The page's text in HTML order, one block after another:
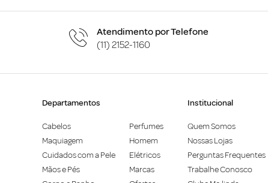
Atendimento por Telefone
(11) 2152-1160
Departamentos
Cabelos
Maquiagem
Cuidados com a Pele
Mãos e Pés
Perfumes
Homem
Elétricos
Marcas
Institucional
Quem Somos
Nossas Lojas
Perguntas Frequentes
Trabalhe Conosco